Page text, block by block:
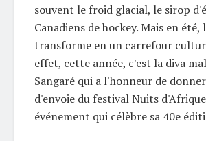
souvent le froid glacial, le sirop
Canadiens de hockey. Mais en été,
transforme en un carrefour
effet, cette année, c'est la diva
Sangaré qui a l'honneur de
d'envoie du festival Nuits
événement qui célèbre sa 40e